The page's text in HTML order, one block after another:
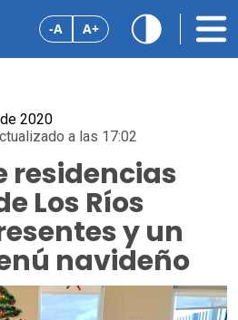
-A A+
2020
a las 17:02
residencias
Los Ríos
y un
navideño